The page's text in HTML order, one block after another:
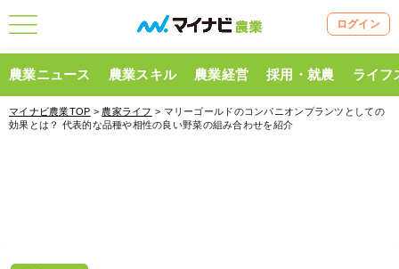
ログイン
農業ニュース 農業スキル 農業経営 採用・就農 ライフ
マイナビ農業TOP > 農家ライフ > マリーゴールドのコンパニオンプランツとしての
効果とは？ 代表的な品種や相性の良い野菜の組み合わせを紹介